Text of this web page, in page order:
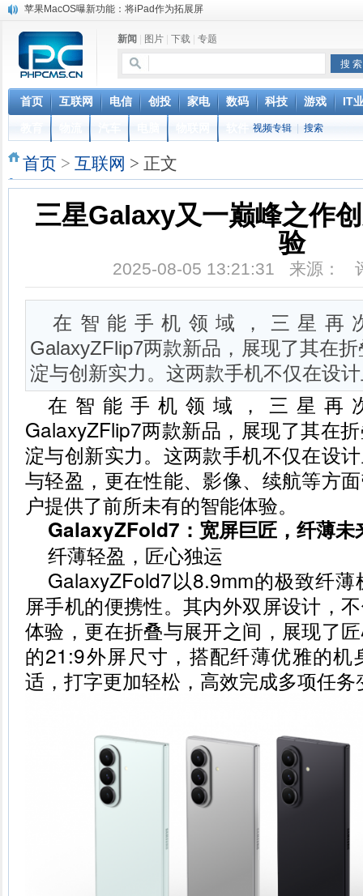
苹果MacOS曝新功能：将iPad作为拓展屏
苹果与高通和解 英特尔失去重要移动客户
小米高管：虽然高通与苹果和解，但5G iPhone最快明年下半年发布
iOS 13加入黑暗模式 多功能加持6月份见
高通与苹果达成和解，双方达成6年许可协议
元宇宙持续火热 应用爆发落地需实时网络支撑
山姆会员店APP默认五星好评被罚30万 涉不正当竞争
奔驰维权女车主捅出了一个最大的瓜
新闻 图片 下载 专题
首页 互联网 电信 创投 家电 数码 科技 游戏 IT
视频专辑 搜索
首页 > 互联网 > 正文
三星Galaxy又一巅峰之作
验
2025-08-05 13:21:31 来源：
在智能手机领域，三星再次
GalaxyZFlip7两款新品，展现了其在
淀与创新实力。这两款手机不仅在设
在智能手机领域，三星再次
GalaxyZFlip7两款新品，展现了其在
淀与创新实力。这两款手机不仅在设
与轻盈，更在性能、影像、续航等方
户提供了前所未有的智能体验。
GalaxyZFold7：宽屏巨匠，纤薄未
纤薄轻盈，匠心独运
GalaxyZFold7以8.9mm的极致纤
屏手机的便携性。其内外双屏设计，
体验，更在折叠与展开之间，展现了
的21:9外屏尺寸，搭配纤薄优雅的
适，打字更加轻松，高效完成多项任